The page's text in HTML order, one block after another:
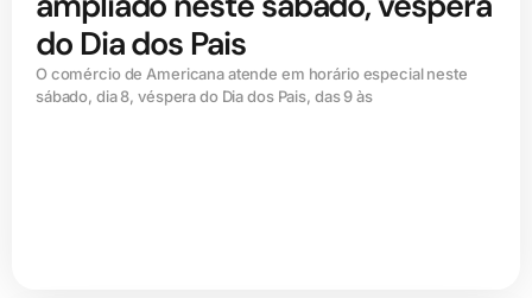
do Dia dos Pais
O comércio de Americana atende em horário especial neste
sábado, dia 8, véspera do Dia dos Pais, das 9 às